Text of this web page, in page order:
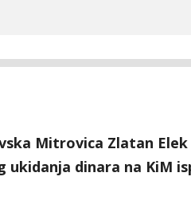
Mitrovica Zlatan
ukidanja dinara na KiM